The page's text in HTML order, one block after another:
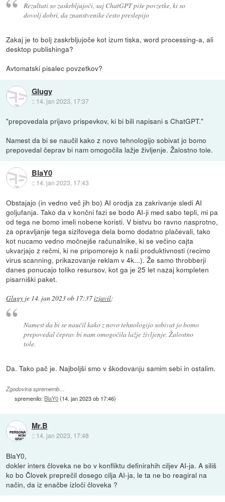
Rezultati so zaskrbljujoči, saj ChatGPT piše povzetke, ki so
dovolj dobri, da znanstvenike često preslepijo
Zakaj je to bolj zaskrbljujoče kot izum tiska, word processing-a, ali
desktop publishinga?
Avtomatski pisalec povzetkov?
Glugy
:: 14. jan 2023, 17:37
"prepovedala prijavo prispevkov, ki bi bili napisani s ChatGPT."
Namest da bi se naučil kako z novo tehnologijo sobivat jo bomo
prepovedal čeprav bi nam omogočila lažje življenje. Žalostno tole.
BlaY0
:: 14. jan 2023, 17:43
Obstajajo (in vedno več jih bo) AI orodja za zakrivanje sledi AI
goljufanja. Tako da v končni fazi se bodo AI-ji med sabo tepli, mi pa
od tega ne bomo imeli nobene koristi. V bistvu bo ravno nasprotno,
za opravljanje tega sizifovega dela bomo dodatno plačevali, tako
kot nucamo vedno močnejše računalnike, ki se večino cajta
ukvarjajo z rečmi, ki ne pripomorejo k naši produktivnosti (recimo
virus scanning, prikazovanje reklam v 4k...). Že samo throbberji
danes ponucajo toliko resursov, kot ga je 25 let nazaj kompleten
pisarniški paket.
Glugy je 14. jan 2023 ob 17:37izjavil:
Namest da bi se naučil kako z novo tehnologijo sobivat jo bomo
prepovedal čeprav bi nam omogočila lažje življenje. Žalostno
tole.
Da. Tako pač je. Najboljši smo v škodovanju samim sebi in ostalim.
Zgodovina sprememb…
spremenilo: BlaY0(14. jan 2023 ob 17:46)
Mr.B
:: 14. jan 2023, 17:48
BlaY0,
dokler inters človeka ne bo v konfliktu definirahih ciljev AI-ja. A siliš
ko bo Človek preprečil dosego cilja AI-ja, le ta ne bo reagiral na
način, da iz enačbe izloči človeka ?